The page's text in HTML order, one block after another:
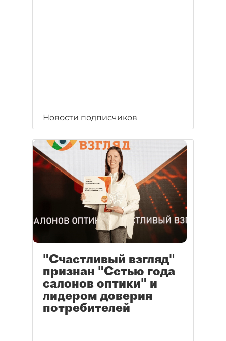
Новости подписчиков
"Счастливый взгляд"
признан "Сетью года
салонов оптики" и
лидером доверия
потребителей